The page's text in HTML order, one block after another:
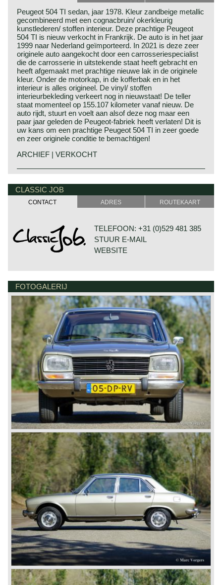
Peugeot 504 TI sedan, jaar 1978. Kleur zandbeige metallic
gecombineerd met een cognacbruin/ okerkleurig
kunstlederen/ stoffen interieur. Deze prachtige Peugeot
504 TI is nieuw verkocht in Frankrijk. De auto is in het jaar
1999 naar Nederland geïmporteerd. In 2021 is deze zeer
originele auto aangekocht door een carrosseriespecialist
die de carrosserie in uitstekende staat heeft gebracht en
heeft afgemaakt met prachtige nieuwe lak in de originele
kleur. Onder de motorkap, in de kofferbak en in het
interieur is alles origineel. De vinyl/ stoffen
interieurbekleding verkeert nog in nieuwstaat! De teller
staat momenteel op 155.107 kilometer vanaf nieuw. De
auto rijdt, stuurt en voelt aan alsof deze nog maar een
paar jaar geleden de Peugeot-fabriek heeft verlaten! Dit is
uw kans om een prachtige Peugeot 504 TI in zeer goede
en zeer originele conditie te bemachtigen!
ARCHIEF | VERKOCHT
CLASSIC JOB
CONTACT ADRES ROUTEKAART
TELEFOON: +31 (0)529 481 385
STUUR E-MAIL
WEBSITE
7722 GA DALFSEN
NEDERLAND
FOTOGALERIJ